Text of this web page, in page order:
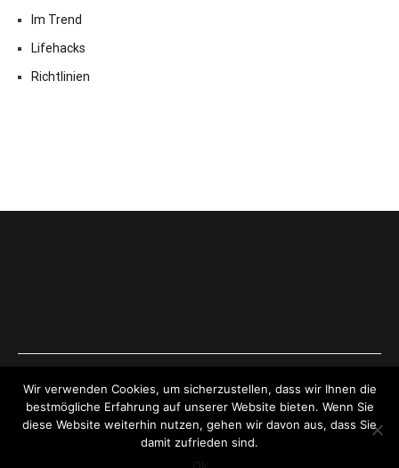
Im Trend
Lifehacks
Richtlinien
Copyright © 2026ExpressAntworten.com . All rights reserved.
Theme:Cenote by ThemeGrill. Powered byWordPress .
Wir verwenden Cookies, um sicherzustellen, dass wir Ihnen die
bestmögliche Erfahrung auf unserer Website bieten. Wenn Sie
diese Website weiterhin nutzen, gehen wir davon aus, dass Sie
damit zufrieden sind.